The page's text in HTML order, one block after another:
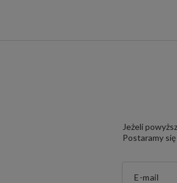
Jeżeli
Postaramy
E-mail